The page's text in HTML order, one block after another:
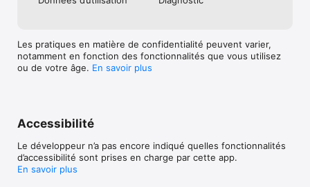
Les pratiques en matière de confidentialité peuvent varier,
notamment en fonction des fonctionnalités que vous utilisez
ou de votre âge. En savoir plus
Accessibilité
Le développeur n’a pas encore indiqué quelles fonctionnalités
d’accessibilité sont prises en charge par cette app.
En savoir plus